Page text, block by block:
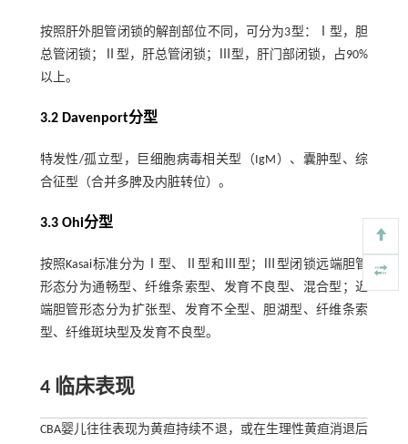
按照肝外胆管闭锁的解剖部位不同，可分为3型：Ⅰ型，胆
总管闭锁；Ⅱ型，肝总管闭锁；Ⅲ型，肝门部闭锁，占90%
以上。
3.2 Davenport分型
特发性/孤立型，巨细胞病毒相关型（IgM）、囊肿型、综
合征型（合并多脾及内脏转位）。
3.3 Ohi分型
按照Kasai标准分为Ⅰ型、Ⅱ型和Ⅲ型；Ⅲ型闭锁远端胆管
形态分为通畅型、纤维条索型、发育不良型、混合型；近
端胆管形态分为扩张型、发育不全型、胆湖型、纤维条索
型、纤维斑块型及发育不良型。
4 临床表现
CBA婴儿往往表现为黄疸持续不退，或在生理性黄疸消退后